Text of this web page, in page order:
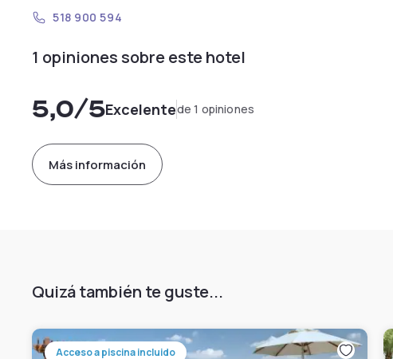
518 900 594
1 opiniones sobre este hotel
5,0/5Excelentede 1 opiniones
Más información
Quizá también te guste...
Acceso a piscina incluido